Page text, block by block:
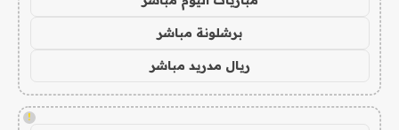
برشلونة مباشر
ريال مدريد مباشر
!